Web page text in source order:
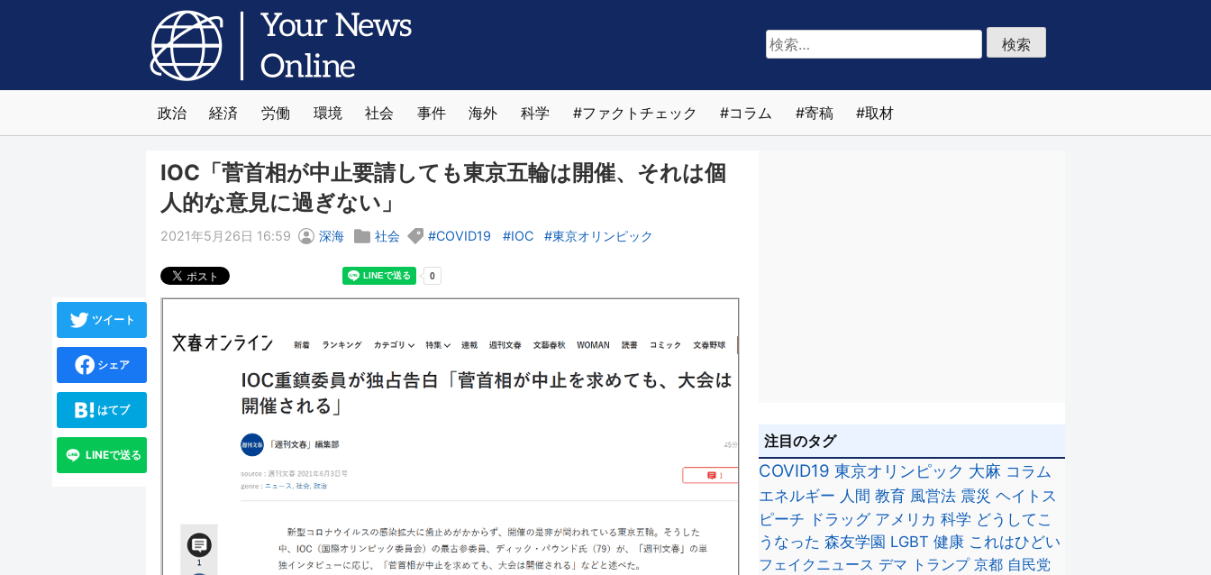
検
索:
政治 経済 労働 環境 社会 事件 海外 科学 ファクトチェック コラム 寄稿 取材
IOC「菅首相が中止要請しても東京五輪は開催、それは個
人的な意見に過ぎない」
2021年5月26日 16:59 深海 社会 COVID19 IOC 東京オリンピック
ツイート
シェア
はてブ
LINEで送る
注目のタグ
COVID19 東京オリンピック 大麻 コラム
エネルギー 人間 教育 風営法 震災 ヘイトス
ピーチ ドラッグ アメリカ 科学 どうしてこ
うなった 森友学園 LGBT 健康 これはひどい
フェイクニュース デマ トランプ 京都 自民党